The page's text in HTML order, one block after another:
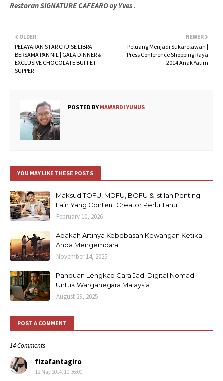
Restoran SIGNATURE CAFEARO by Yves .
NEWER
Peluang Menjadi Sukarelawan |
Press Conference Shopping Raya
2014 Anak Yatim
OLDER
PELAYARAN STAR CRUISE LIBRA
BERSAMA PAK NIL | GALA DINNER &
EXCLUSIVE CHOCOLATE BUFFET
SUPPER
POSTED BY MAWARDI YUNUS
YOU MAY LIKE THESE POSTS
Maksud TOFU, MOFU, BOFU & Istilah Penting
Lain Yang Content Creator Perlu Tahu
February 10, 2026
Apakah Artinya Kebebasan Kewangan Ketika
Anda Mengembara
November 14, 2025
Panduan Lengkap Cara Jadi Digital Nomad
Untuk Warganegara Malaysia
August 29, 2025
POST A COMMENT
14 Comments
fizafantagiro
12 May 2014, 10:36:00